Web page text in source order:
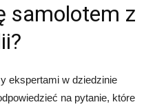
samolotem z
ekspertami w dziedzinie
na pytanie, które